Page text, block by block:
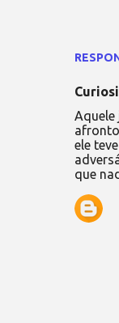
Aquele
ele
que